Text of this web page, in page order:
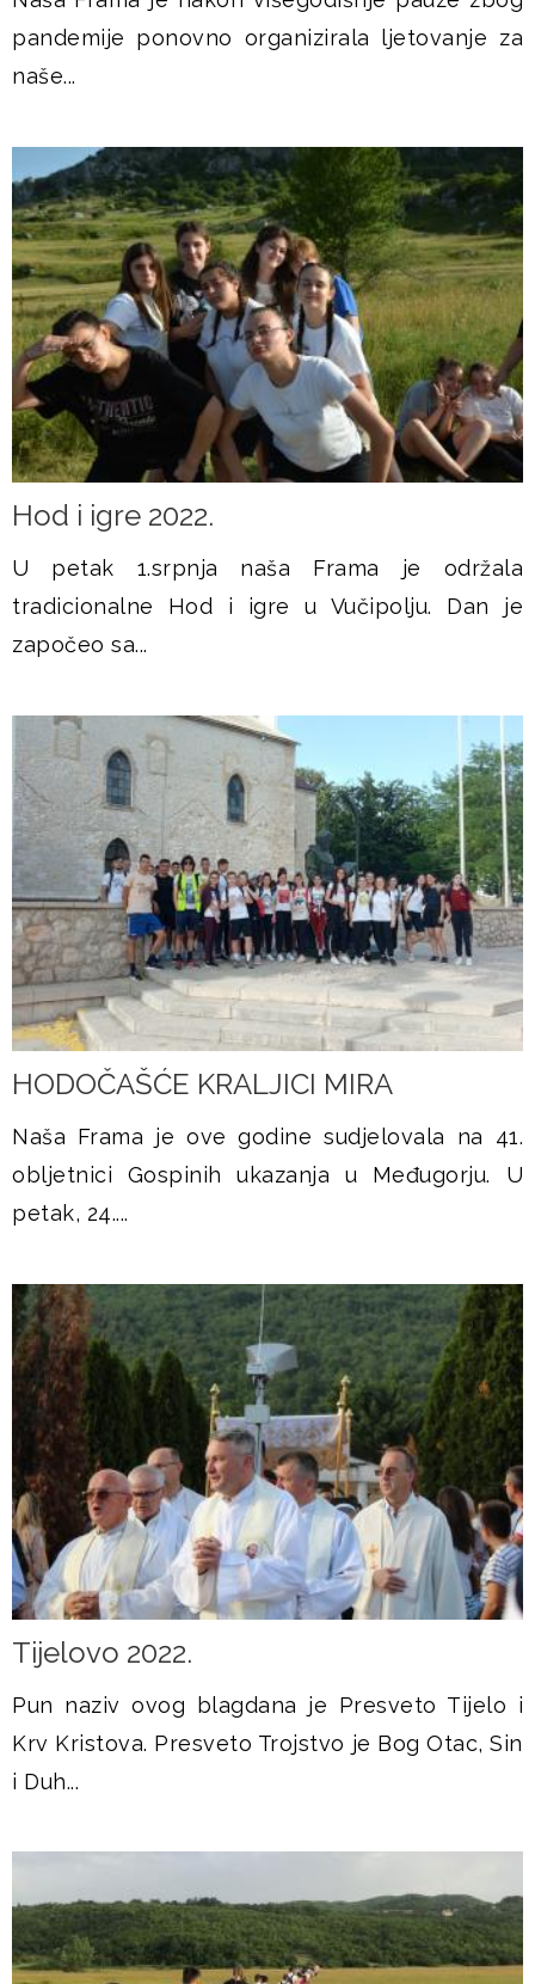
pandemije ponovno organizirala ljetovanje za
naše...
Hod i igre 2022.
U petak 1.srpnja naša Frama je održala
tradicionalne Hod i igre u Vučipolju. Dan je
započeo sa...
HODOČAŠĆE KRALJICI MIRA
Naša Frama je ove godine sudjelovala na 41.
obljetnici Gospinih ukazanja u Međugorju. U
petak, 24....
Tijelovo 2022.
Pun naziv ovog blagdana je Presveto Tijelo i
Krv Kristova. Presveto Trojstvo je Bog Otac, Sin
i Duh...